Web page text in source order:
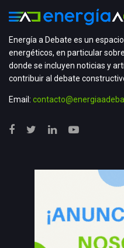
Energía a Debate es un
energéticos, en particular
donde se incluyen noticias y
contribuir al debate
Email: